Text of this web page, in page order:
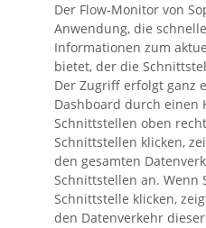
Der Flow-Monitor von
Anwendung, die
Informationen zum
bietet, der die
Der Zugriff erfolgt ganz
Dashboard durch einen
Schnittstellen oben
Schnittstellen klicken,
den gesamten
Schnittstellen an. Wenn
Schnittstelle klicken,
den Datenverkehr